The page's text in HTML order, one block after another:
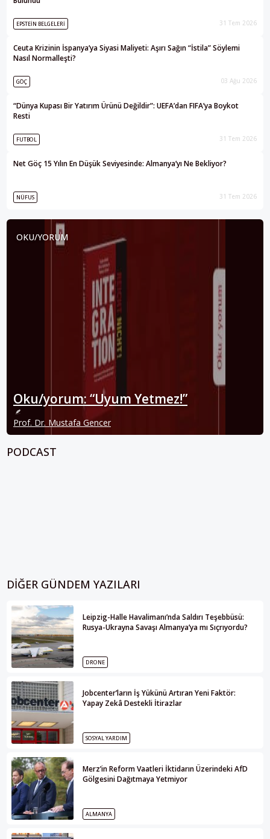
EPSTEIN BELGELERI 31 Tem 2026
Ceuta Krizinin İspanya’ya Siyasi Maliyeti: Aşırı Sağın “İstila” Söylemi
Nasıl Normalleşti?
GÖÇ 03 Ağu 2026
“Dünya Kupası Bir Yatırım Ürünü Değildir”: UEFA’dan FIFA’ya Boykot
Resti
FUTBOL 31 Tem 2026
Net Göç 15 Yılın En Düşük Seviyesinde: Almanya’yı Ne Bekliyor?
NÜFUS 31 Tem 2026
OKU/YORUM
Oku/yorum: “Uyum Yetmez!”
Prof. Dr. Mustafa Gencer
PODCAST
DIĞER GÜNDEM YAZILARI
Leipzig-Halle Havalimanı’nda Saldırı Teşebbüsü:
Rusya-Ukrayna Savaşı Almanya’ya mı Sıçrıyordu?
DRONE
Jobcenter’ların İş Yükünü Artıran Yeni Faktör:
Yapay Zekâ Destekli İtirazlar
SOSYAL YARDIM
Merz’in Reform Vaatleri İktidarın Üzerindeki AfD
Gölgesini Dağıtmaya Yetmiyor
ALMANYA